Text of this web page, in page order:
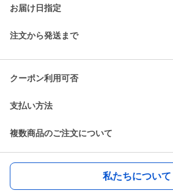
お届け日指定
注文から発送まで
クーポン利用可否
支払い方法
複数商品のご注文について
私たちについて